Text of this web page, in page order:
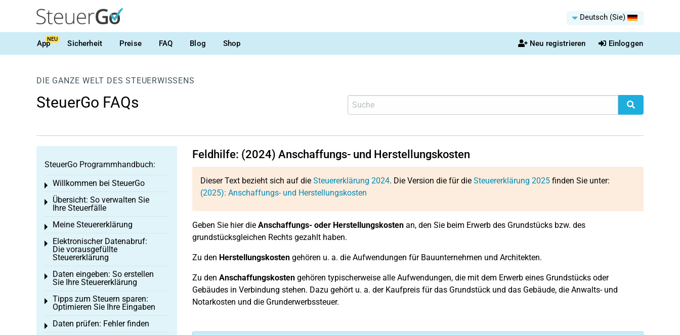
Deutsch (Sie)
AppNEU Sicherheit Preise FAQ Blog Shop Neu registrieren Einloggen
DIE GANZE WELT DES STEUERWISSENS
SteuerGo FAQs
Feldhilfe: (2024) Anschaffungs- und Herstellungskosten
Dieser Text bezieht sich auf die Steuererklärung 2024. Die Version die für die Steuererklärung 2025finden Sie unter:
(2025): Anschaffungs- und Herstellungskosten
Geben Sie hier die Anschaffungs- oder Herstellungskostenan, den Sie beim Erwerb des Grundstücks bzw. des
grundstücksgleichen Rechts gezahlt haben.
Zu den Herstellungskostengehören u. a. die Aufwendungen für Bauunternehmen und Architekten.
Zu den Anschaffungskostengehören typischerweise alle Aufwendungen, die mit dem Erwerb eines Grundstücks oder
Gebäudes in Verbindung stehen. Dazu gehört u. a. der Kaufpreis für das Grundstück und das Gebäude, die Anwalts- und
Notarkosten und die Grunderwerbssteuer.
SteuerGo Programmhandbuch:
Willkommen bei SteuerGo
Toggle menu
Übersicht: So verwalten Sie
Ihre Steuerfälle
Toggle menu
Meine Steuererklärung
Toggle menu
Elektronischer Datenabruf:
Die vorausgefüllte
Steuererklärung
Toggle menu
Daten eingeben: So erstellen
Sie Ihre Steuererklärung
Toggle menu
Tipps zum Steuern sparen:
Optimieren Sie Ihre Eingaben
Toggle menu
Daten prüfen: Fehler finden
Toggle menu